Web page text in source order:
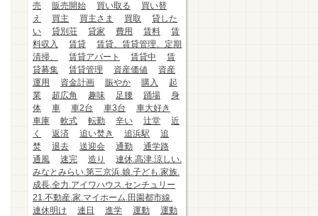
売
販売開始 買い取る
買い替
え
買主 買主さま 買取
貸した
い
貸別荘 貸家 費用 賃料
賃
料収入
賃貸
賃貸、賃貸管理、定期
清掃、
賃貸アパート 賃貸中
賃
貸募集
賃貸管理 資産価値
資産
運用
資金計画 賑やか 購入
起
業
超広角 趣味 足腰 踊場
身
体
車 車2台 車3台
車大好き
車庫
軟式 転勤 辛い 辻堂
近
く
返済 追い焚き 追浜駅
追
焚
退去 送迎会 通勤
通学路
通風
速完 造り
連休.高津.涼しい.
みなとみらい.第三京浜.娘.子ども.家族.
成長.全力.アイワハウス.センチュリー
21.不動産.家.マイホーム.田園都市線.
連休明け
連日 進学 運動
運動